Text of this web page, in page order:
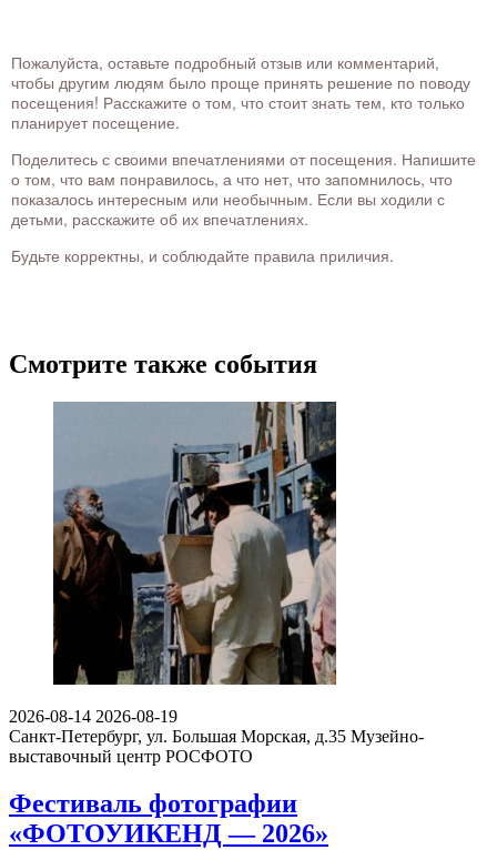
Пожалуйста, оставьте подробный отзыв или комментарий,
чтобы другим людям было проще принять решение по поводу
посещения! Расскажите о том, что стоит знать тем, кто только
планирует посещение.
Поделитесь с своими впечатлениями от посещения. Напишите
о том, что вам понравилось, а что нет, что запомнилось, что
показалось интересным или необычным. Если вы ходили с
детьми, расскажите об их впечатлениях.
Будьте корректны, и соблюдайте правила приличия.
Смотрите также события
2026-08-14 2026-08-19
Санкт-Петербург, ул. Большая Морская, д.35 Музейно-
выставочный центр РОСФОТО
Фестиваль фотографии
«ФОТОУИКЕНД — 2026»